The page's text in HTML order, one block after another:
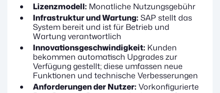
Lizenzmodell: Monatliche Nutzungsgebühr
Infrastruktur und Wartung: SAP stellt das
System bereit und ist für Betrieb und
Wartung verantwortlich
Innovationsgeschwindigkeit: Kunden
bekommen automatisch Upgrades zur
Verfügung gestellt; diese umfassen neue
Funktionen und technische Verbesserungen
Anforderungen der Nutzer: Vorkonfigurierte